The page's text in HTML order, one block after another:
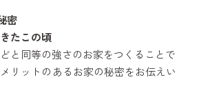
密
たこの頃
と同等の強さのお家をつくることで
リットのあるお家の秘密をお伝えい